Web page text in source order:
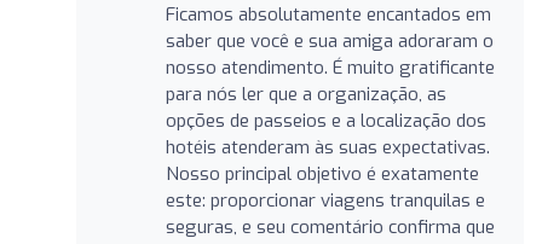
Ficamos absolutamente encantados em
saber que você e sua amiga adoraram o
nosso atendimento. É muito gratificante
para nós ler que a organização, as
opções de passeios e a localização dos
hotéis atenderam às suas expectativas.
Nosso principal objetivo é exatamente
este: proporcionar viagens tranquilas e
seguras, e seu comentário confirma que